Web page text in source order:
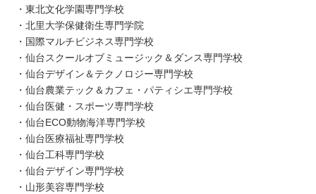
・東北文化学園専門学校
・北里大学保健衛生専門学院
・国際マルチビジネス専門学校
・仙台スクールオブミュージック＆ダンス専門学校
・仙台デザイン＆テクノロジー専門学校
・仙台農業テック＆カフェ・パティシエ専門学校
・仙台医健・スポーツ専門学校
・仙台ECO動物海洋専門学校
・仙台医療福祉専門学校
・仙台工科専門学校
・仙台デザイン専門学校
・山形美容専門学校